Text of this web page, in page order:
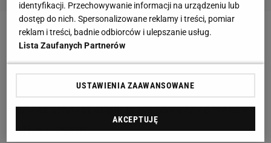
Zobacz wideoMichał Niewiński z brązowym
cel"
Kobieca sztafeta 4x400 m nie powalczy o medale
HMŚ w Glasgow
identyfikacji. Przechowywanie informacji na urządzeniu lub
dostęp do nich. Spersonalizowane reklamy i treści, pomiar
reklam i treści, badnie odbiorców i ulepszanie usług.
Lista Zaufanych Partnerów
USTAWIENIA ZAAWANSOWANE
AKCEPTUJĘ